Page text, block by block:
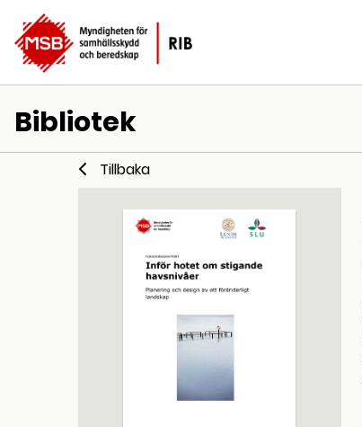
Bibliotek
Tillbaka